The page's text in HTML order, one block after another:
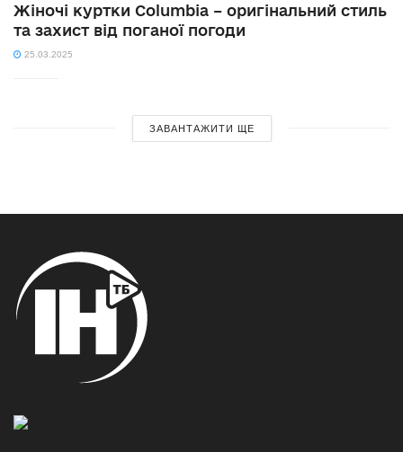
Жіночі куртки Columbia – оригінальний стиль
та захист від поганої погоди
25.03.2025
ЗАВАНТАЖИТИ ЩЕ